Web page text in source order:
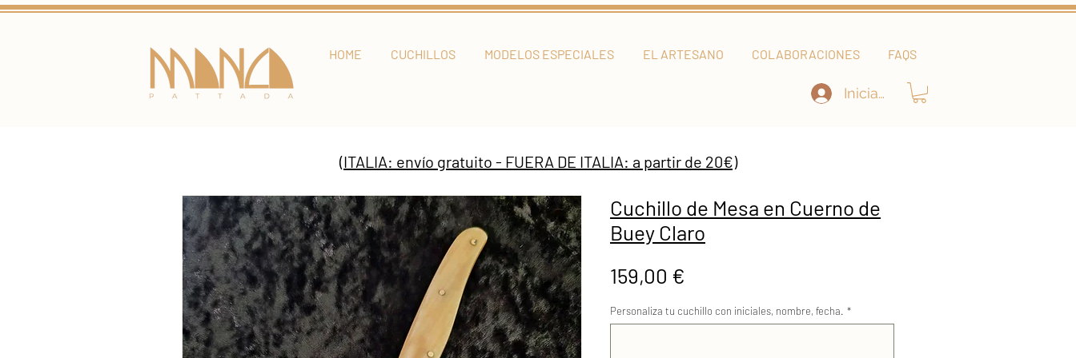
HOME CUCHILLOS MODELOS ESPECIALES EL ARTESANO COLABORACIONES FAQS
Iniciar sesión
(ITALIA: envío gratuito - FUERA DE ITALIA: a partir de 20€)
Cuchillo de Mesa en Cuerno de
Buey Claro
159,00 €
Personaliza tu cuchillo con iniciales, nombre, fecha. *